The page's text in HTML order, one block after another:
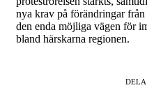
nya krav på förändringar
den enda möjliga vägen för
bland härskarna regionen.
DELA